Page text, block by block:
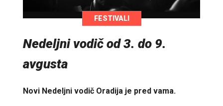
FESTIVALI
Nedeljni vodič od 3. do 9.
avgusta
Novi Nedeljni vodič Oradija je pred vama.